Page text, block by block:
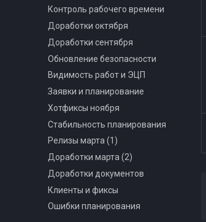
Контроль рабочего времени
Доработки октября
Доработки сентября
Обновление безопасности
Видимость работ и ЭЦП
Заявки и планирование
Хотфиксы ноября
Стабильность планирования
Релизы марта (1)
Доработки марта (2)
Доработки документов
Клиенты и фиксы
Ошибки планирования